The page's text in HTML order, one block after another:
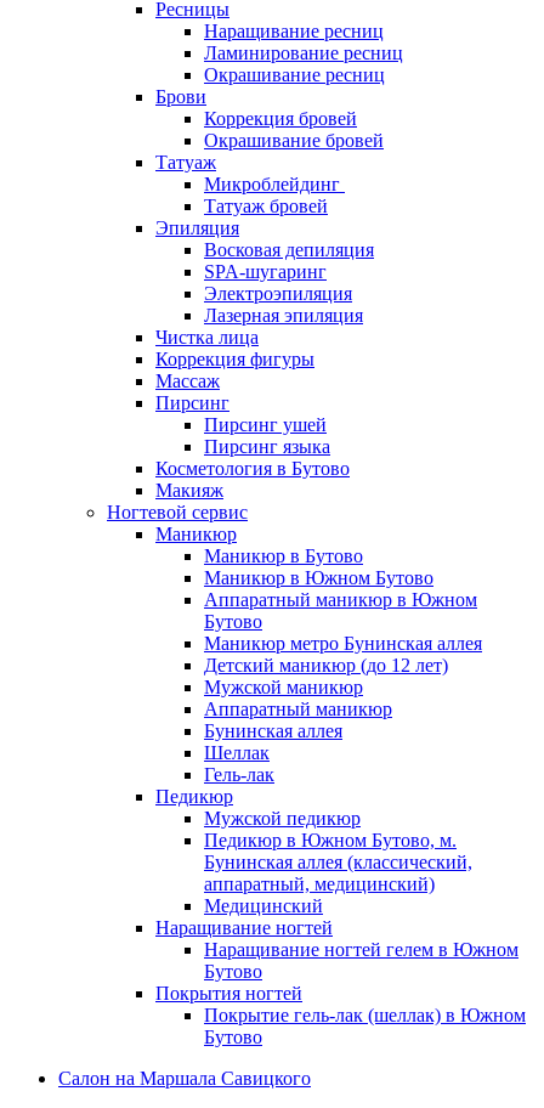
Ресницы
Наращивание ресниц
Ламинирование ресниц
Окрашивание ресниц
Брови
Коррекция бровей
Окрашивание бровей
Татуаж
Микроблейдинг
Татуаж бровей
Эпиляция
Восковая депиляция
SPA-шугаринг
Электроэпиляция
Лазерная эпиляция
Чистка лица
Коррекция фигуры
Массаж
Пирсинг
Пирсинг ушей
Пирсинг языка
Косметология в Бутово
Макияж
Ногтевой сервис
Маникюр
Маникюр в Бутово
Маникюр в Южном Бутово
Аппаратный маникюр в Южном
Бутово
Маникюр метро Бунинская аллея
Детский маникюр (до 12 лет)
Мужской маникюр
Аппаратный маникюр
Бунинская аллея
Шеллак
Гель-лак
Педикюр
Мужской педикюр
Педикюр в Южном Бутово, м.
Бунинская аллея (классический,
аппаратный, медицинский)
Медицинский
Наращивание ногтей
Наращивание ногтей гелем в Южном
Бутово
Покрытия ногтей
Покрытие гель-лак (шеллак) в Южном
Бутово
Салон на Маршала Савицкого